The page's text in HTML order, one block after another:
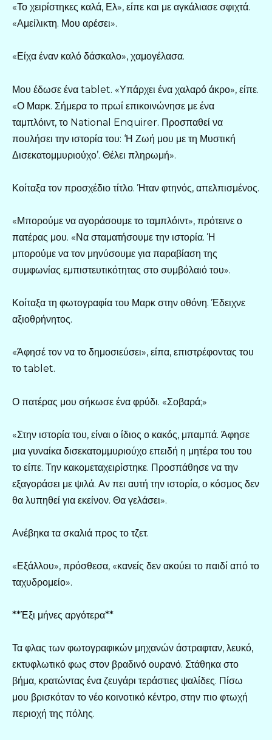
«Το χειρίστηκες καλά, Ελ», είπε και με αγκάλιασε σφιχτά.
«Αμείλικτη. Μου αρέσει».
«Είχα έναν καλό δάσκαλο», χαμογέλασα.
Μου έδωσε ένα tablet. «Υπάρχει ένα χαλαρό άκρο», είπε.
«Ο Μαρκ. Σήμερα το πρωί επικοινώνησε με ένα
ταμπλόιντ, το National Enquirer. Προσπαθεί να
πουλήσει την ιστορία του: ‘Η Ζωή μου με τη Μυστική
Δισεκατομμυριούχο’. Θέλει πληρωμή».
Κοίταξα τον προσχέδιο τίτλο. Ήταν φτηνός, απελπισμένος.
«Μπορούμε να αγοράσουμε το ταμπλόιντ», πρότεινε ο
πατέρας μου. «Να σταματήσουμε την ιστορία. Ή
μπορούμε να τον μηνύσουμε για παραβίαση της
συμφωνίας εμπιστευτικότητας στο συμβόλαιό του».
Κοίταξα τη φωτογραφία του Μαρκ στην οθόνη. Έδειχνε
αξιοθρήνητος.
«Άφησέ τον να το δημοσιεύσει», είπα, επιστρέφοντας του
το tablet.
Ο πατέρας μου σήκωσε ένα φρύδι. «Σοβαρά;»
«Στην ιστορία του, είναι ο ίδιος ο κακός, μπαμπά. Άφησε
μια γυναίκα δισεκατομμυριούχο επειδή η μητέρα του του
το είπε. Την κακομεταχειρίστηκε. Προσπάθησε να την
εξαγοράσει με ψιλά. Αν πει αυτή την ιστορία, ο κόσμος δεν
θα λυπηθεί για εκείνον. Θα γελάσει».
Ανέβηκα τα σκαλιά προς το τζετ.
«Εξάλλου», πρόσθεσα, «κανείς δεν ακούει το παιδί από το
ταχυδρομείο».
**Έξι μήνες αργότερα**
Τα φλας των φωτογραφικών μηχανών άστραφταν, λευκό,
εκτυφλωτικό φως στον βραδινό ουρανό. Στάθηκα στο
βήμα, κρατώντας ένα ζευγάρι τεράστιες ψαλίδες. Πίσω
μου βρισκόταν το νέο κοινοτικό κέντρο, στην πιο φτωχή
περιοχή της πόλης.